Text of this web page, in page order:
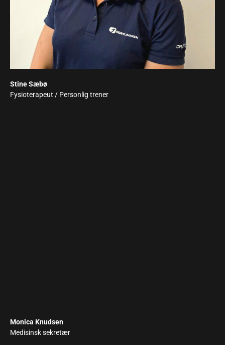
Stine Sæbø
Fysioterapeut / Personlig trener
Monica Knudsen
Medisinsk sekretær